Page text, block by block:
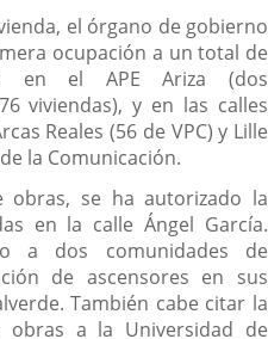
el órgano de gobierno
ocupación a un total de
en el APE Ariza (dos
viviendas), y en las calles
Reales (56 de VPC) y Lille
la Comunicación.
obras, se ha autorizado la
en la calle Ángel García.
a dos comunidades de
de ascensores en sus
También cabe citar la
obras a la Universidad de